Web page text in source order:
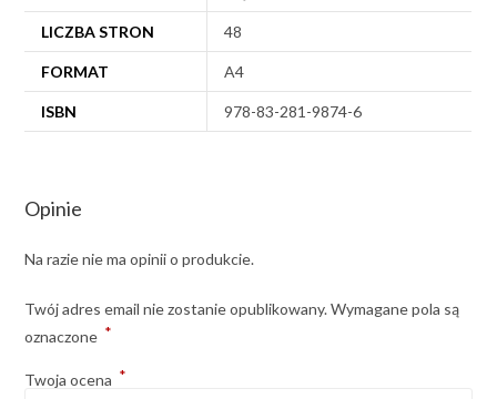
LICZBA STRON 48
FORMAT A4
ISBN 978-83-281-9874-6
Opinie
Na razie nie ma opinii o produkcie.
Twój adres email nie zostanie opublikowany. Wymagane pola są
oznaczone *
Twoja ocena *